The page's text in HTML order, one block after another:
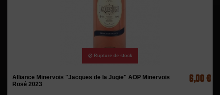
Rupture de stock
Alliance Minervois "Jacques de la Jugie" AOP Minervois
Rosé 2023
6,00 €